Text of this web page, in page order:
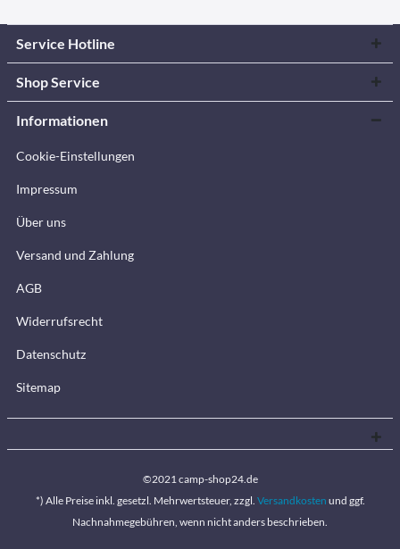
Service Hotline
Shop Service
Informationen
Cookie-Einstellungen
Impressum
Über uns
Versand und Zahlung
AGB
Widerrufsrecht
Datenschutz
Sitemap
©2021 camp-shop24.de
*) Alle Preise inkl. gesetzl. Mehrwertsteuer, zzgl. Versandkosten und ggf.
Nachnahmegebühren, wenn nicht anders beschrieben.